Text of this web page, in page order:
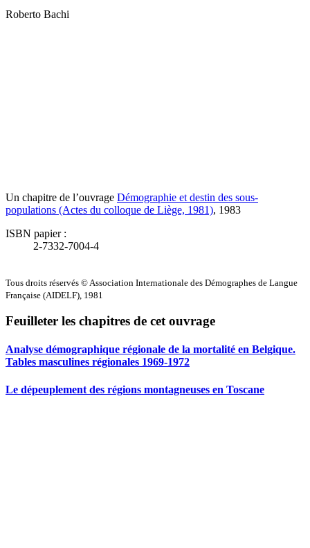
Roberto Bachi
Un chapitre de l’ouvrage Démographie et destin des sous-
populations (Actes du colloque de Liège, 1981), 1983
ISBN papier :
2-7332-7004-4
Tous droits réservés © Association Internationale des Démographes de Langue
Française (AIDELF), 1981
Feuilleter les chapitres de cet ouvrage
Analyse démographique régionale de la mortalité en Belgique.
Tables masculines régionales 1969-1972
Le dépeuplement des régions montagneuses en Toscane